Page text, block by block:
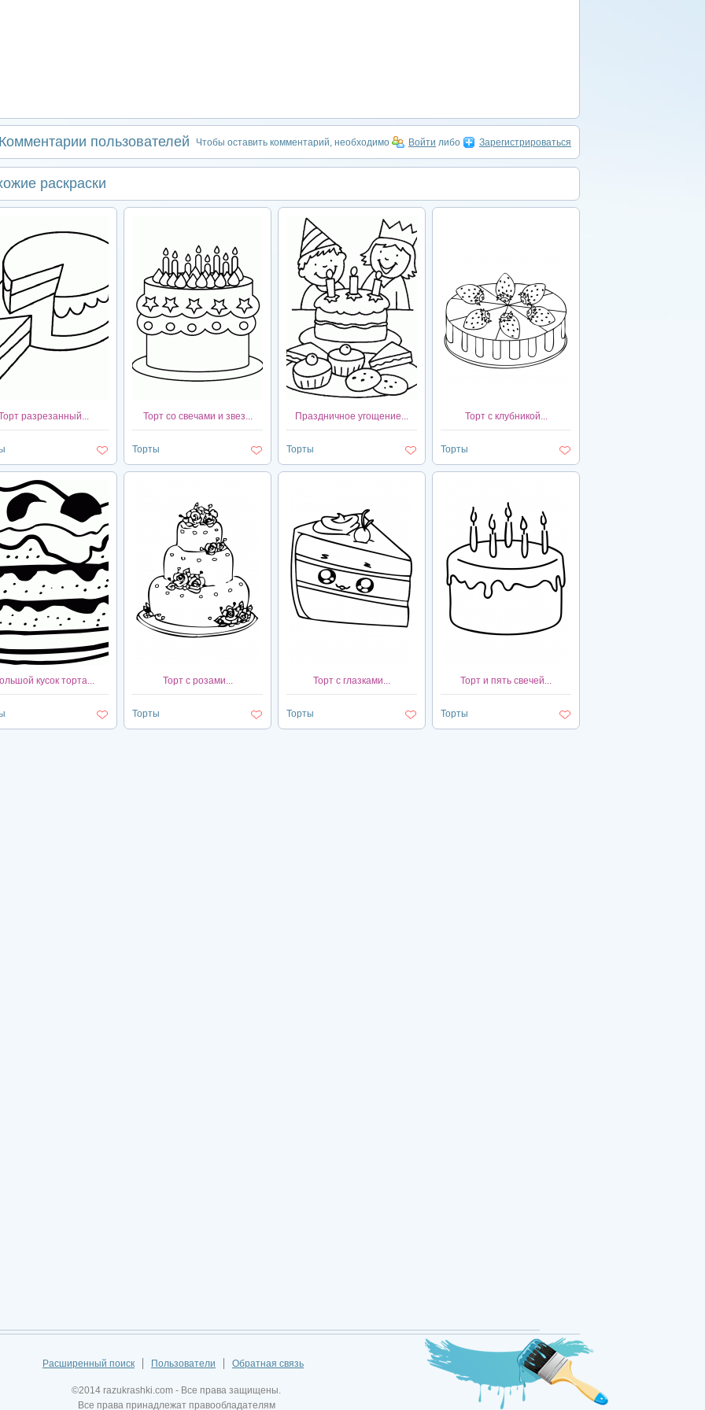
пользователей Чтобы оставить комментарий, необходимо Войти либо Зарегистрироваться
раскраски
разрезанный... Торт со свечами и звез...
Торты
Праздничное угощение...
Торты
Торт с клубникой...
Торты
кусок торта... Торт с розами...
Торты
Торт с глазками...
Торты
Торт и пять свечей...
Торты
Расширенный поиск Пользователи Обратная связь
©2014 razukrashki.com - Все права защищены.
Все права принадлежат правообладателям